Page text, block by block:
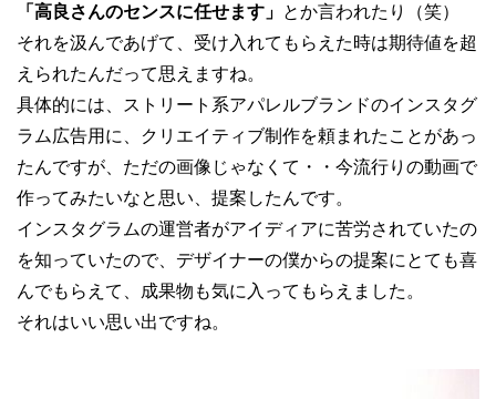
「高良さんのセンスに任せます」 とか言われたり（笑）
それを汲んであげて、受け入れてもらえた時は期待値を超
えられたんだって思えますね。
具体的には、ストリート系アパレルブランドのインスタグ
ラム広告用に、クリエイティブ制作を頼まれたことがあっ
たんですが、ただの画像じゃなくて・・今流行りの動画で
作ってみたいなと思い、提案したんです。
インスタグラムの運営者がアイディアに苦労されていたの
を知っていたので、デザイナーの僕からの提案にとても喜
んでもらえて、成果物も気に入ってもらえました。
それはいい思い出ですね。